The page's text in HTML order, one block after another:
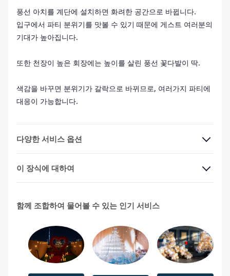
풍선 아치를 계단에 설치하면 화려한 공간으로 바뀝니다.
입구에서 파티 분위기를 맛볼 수 있기 때문에 게스트 여러분의
기대가 높아집니다.
또한 천장이 높은 회장에는 높이를 살린 풍선 꽃다발이 딱.
색감을 바꾸면 분위기가 갈락으로 바뀌므로, 여러가지 파티에
대응이 가능합니다.
다양한 서비스 옵션
이 장식에 대하여
함께 조합하여 물어볼 수 있는 인기 서비스